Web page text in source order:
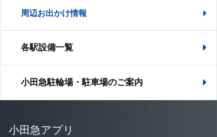
周辺お出かけ情報
各駅設備一覧
小田急駐輪場・駐車場のご案内
小田急アプリ